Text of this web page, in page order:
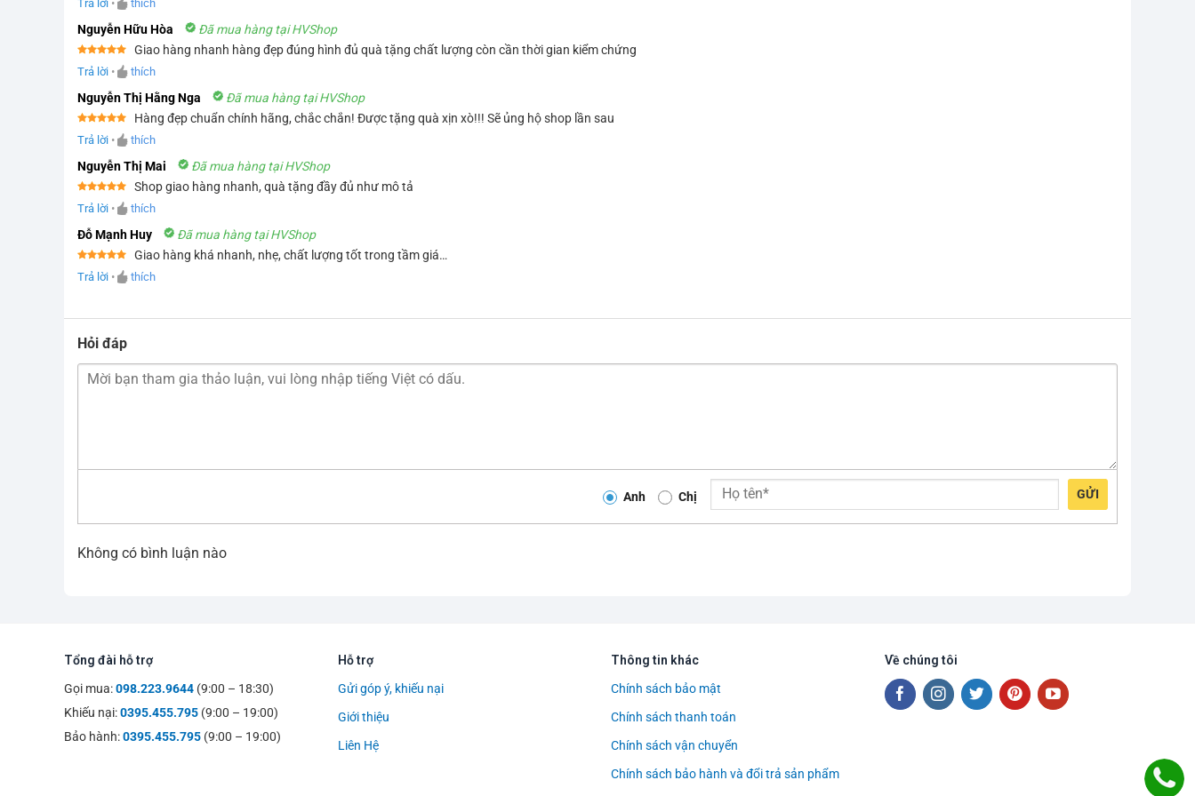
hạng5 5
Trả lời • thích
Nguyễn Hữu Hòa Đã mua hàng tại HVShop
Được xếp
hạng5 5
Giao hàng nhanh hàng đẹp đúng hình đủ quà tặng chất lượng còn cần thời gian kiểm chứng
Trả lời • thích
Nguyễn Thị Hằng Nga Đã mua hàng tại HVShop
Được xếp
hạng5 5
Hàng đẹp chuẩn chính hãng, chắc chắn! Được tặng quà xịn xò!!! Sẽ ủng hộ shop lần sau
Trả lời • thích
Nguyễn Thị Mai Đã mua hàng tại HVShop
Được xếp
hạng5 5
Shop giao hàng nhanh, quà tặng đầy đủ như mô tả
Trả lời • thích
Đỗ Mạnh Huy Đã mua hàng tại HVShop
Được xếp
hạng5 5
Giao hàng khá nhanh, nhẹ, chất lượng tốt trong tầm giá…
Trả lời • thích
Hỏi đáp
Anh Chị GỬI
Không có bình luận nào
Tổng đài hỗ trợ
Gọi mua:098.223.9644 (9:00 – 18:30)
Khiếu nại:0395.455.795 (9:00 – 19:00)
Bảo hành:0395.455.795 (9:00 – 19:00)
Hỗ trợ
Gửi góp ý, khiếu nại
Giới thiệu
Liên Hệ
Thông tin khác
Chính sách bảo mật
Chính sách thanh toán
Chính sách vận chuyển
Chính sách bảo hành và đổi trả sản phẩm
Về chúng tôi